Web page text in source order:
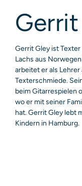
Gerrit Gley ist
Lachs aus
arbeitet er als
Texterschmiede.
beim Gitarrespielen
wo er mit seiner
hat. Gerrit Gley lebt
Kindern in Hamburg.